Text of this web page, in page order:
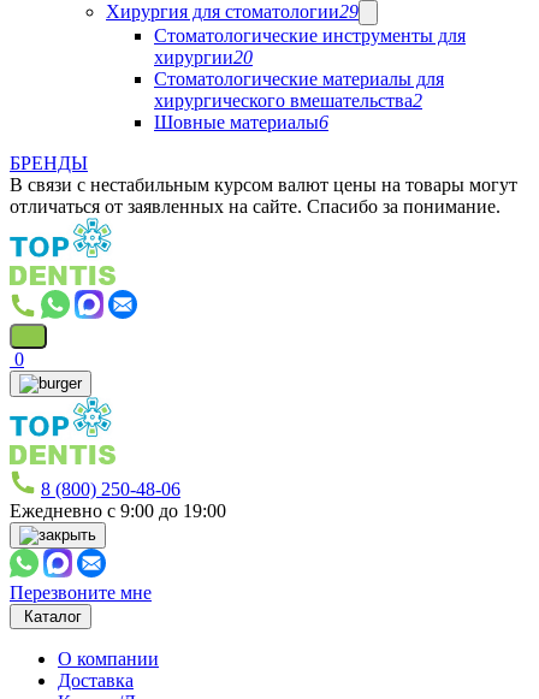
Хирургия для стоматологии29
Стоматологические инструменты для
хирургии20
Стоматологические материалы для
хирургического вмешательства2
Шовные материалы6
БРЕНДЫ
В связи с нестабильным курсом валют цены на товары могут
отличаться от заявленных на сайте. Спасибо за понимание.
0
8 (800) 250-48-06
Ежедневно с 9:00 до 19:00
Перезвоните мне
Каталог
О компании
Доставка